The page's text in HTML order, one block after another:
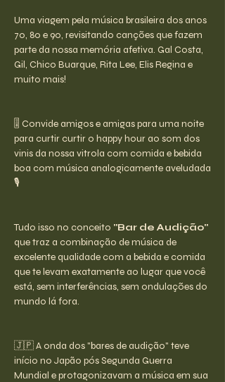
Uma viagem pela música brasileira dos anos
70, 80 e 90, revisitando canções que fazem
parte da nossa memória afetiva. Gal Costa,
Gil, Chico Buarque, Rita Lee, Elis Regina e
muito mais!
🎚️ Convide amigos e amigas para uma noite
para curtir curtir o happy hour ao som dos
vinis da nossa vitrola com comida e bebida
boa com música analogicamente aveludada
🎙️
Tudo isso no conceito "Bar de Audição"
que traz a combinação de música de
excelente qualidade com a bebida e comida
que te levam exatamente ao lugar que você
está, sem interferências, sem ondulações do
mundo lá fora.
🇯🇵 A onda dos "bares de audição" teve
início no Japão pós Segunda Guerra
Mundial e protagonizavam a música em sua